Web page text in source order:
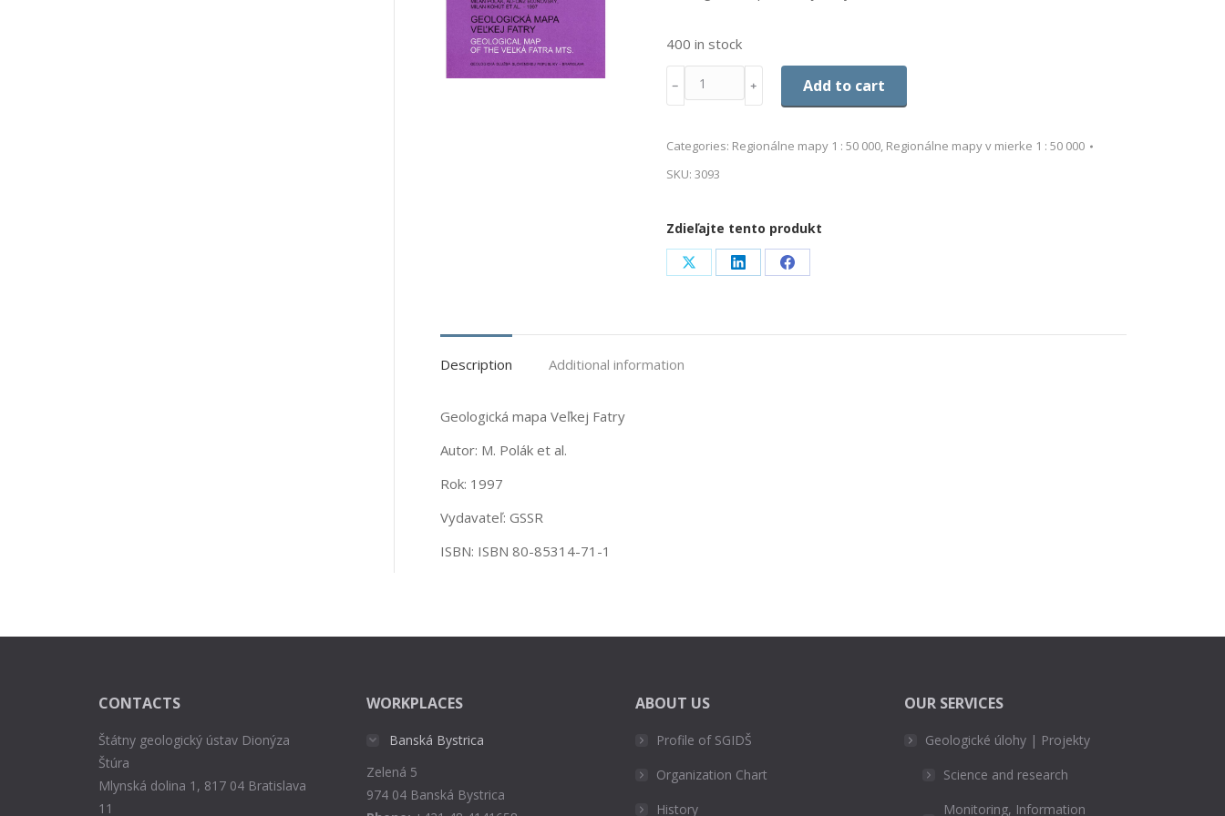
400 in stock
Quantity
﹣ ﹢ Add to cart
Categories: Regionálne mapy 1 : 50 000, Regionálne mapy v mierke 1 : 50 000
SKU: 3093
Zdieľajte tento produkt
Share
X
Share
LinkedIn
Share
Facebook
Description Additional information
Geologická mapa Veľkej Fatry
Autor: M. Polák et al.
Rok: 1997
Vydavateľ: GSSR
ISBN: ISBN 80-85314-71-1
CONTACTS
Štátny geologický ústav Dionýza
Štúra
Mlynská dolina 1, 817 04 Bratislava
11
WORKPLACES
Banská Bystrica
Zelená 5
974 04 Banská Bystrica
ABOUT US
Profile of SGIDŠ
Organization Chart
History
OUR SERVICES
Geologické úlohy | Projekty
Science and research
Monitoring, Information